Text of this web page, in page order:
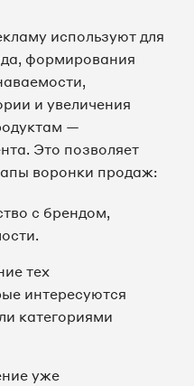
используют для
формирования
и увеличения
—
Это позволяет
воронки продаж:
с брендом,
тех
интересуются
категориями
уже